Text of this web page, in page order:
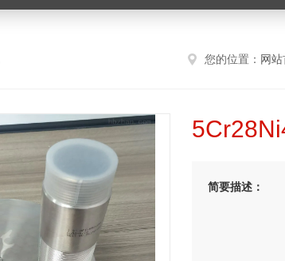
您的位置： 网
简要描述：